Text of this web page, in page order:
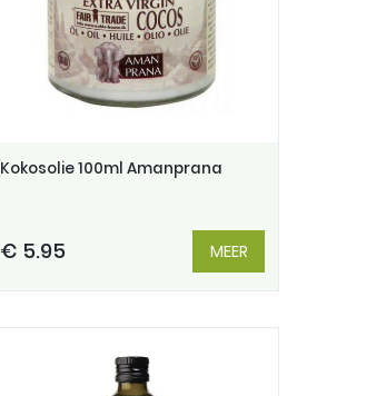
Kokosolie 100ml Amanprana
€ 5.95 MEER